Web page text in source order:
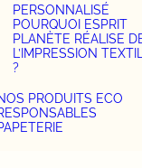
PERSONNALISÉ
POURQUOI ESPRIT
PLANÈTE RÉALISE
L’IMPRESSION
?
PRODUITS ECO